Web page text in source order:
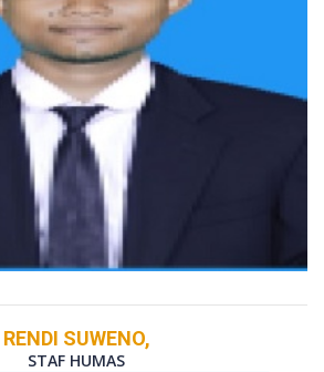
RENDI SUWENO,
STAF HUMAS